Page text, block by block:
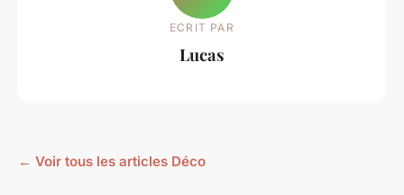
ECRIT PAR
Lucas
← Voir tous les articles Déco